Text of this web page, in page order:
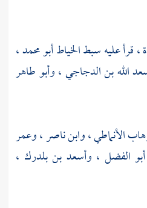
قرأ عليهسبط الخياط أبو محمد،
الله بن الدجاجي،وأبو طاهر
الأنماطي،وابن ناصر،وعمر
أبو الفضل ، وأسعد بن بلدرك ،